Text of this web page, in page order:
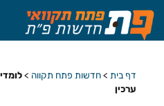
דף בית >חדשות פתח תקווה >
ערכין